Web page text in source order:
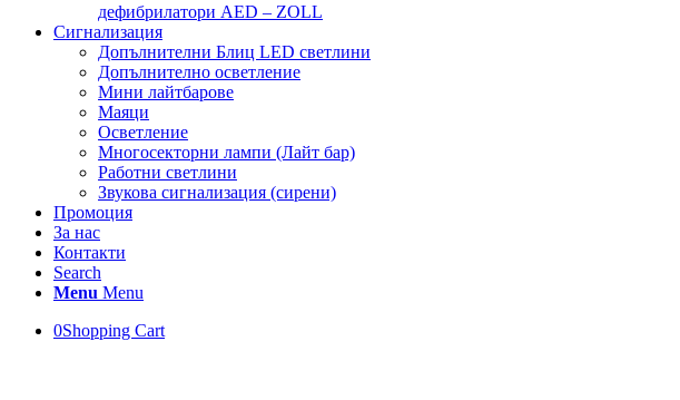
дефибрилатори AED – ZOLL
Сигнализация
Допълнителни Блиц LED светлини
Допълнително осветление
Мини лайтбарове
Маяци
Осветление
Многосекторни лампи (Лайт бар)
Работни светлини
Звукова сигнализация (сирени)
Промоция
За нас
Контакти
Search
Menu Menu
0Shopping Cart